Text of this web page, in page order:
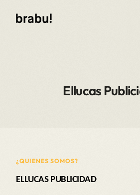
Ellucas
¿QUIENES SOMOS?
ELLUCAS PUBLICIDAD